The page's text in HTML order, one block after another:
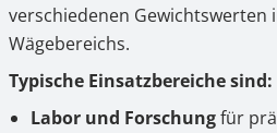
verschiedenen Gewichtswerten
Wägebereichs.
Typische Einsatzbereiche sind:
Labor und Forschungfür